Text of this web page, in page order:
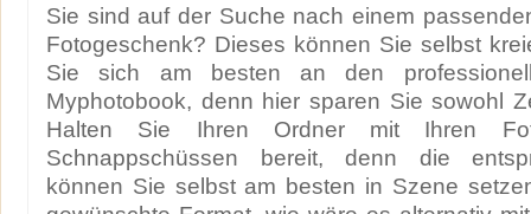
Sie sind auf der Suche nach einem
Fotogeschenk? Dieses können Sie selbst
Sie sich am besten an den
Myphotobook, denn hier sparen Sie sowohl
Halten Sie Ihren Ordner mit Ihren
Schnappschüssen bereit, denn die
können Sie selbst am besten in Szene